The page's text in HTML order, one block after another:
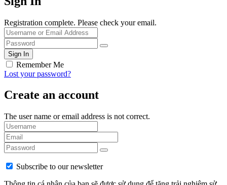
Registration complete. Please check your email.
Remember Me
Lost your password?
Create an account
The user name or email address is not correct.
Subscribe to our newsletter